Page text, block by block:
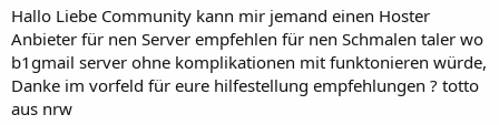
a
t
e
r
e
Hallo Liebe Community kann mir jemand einen Hoster
Anbieter für nen Server empfehlen für nen Schmalen taler wo
b1gmail server ohne komplikationen mit funktonieren würde,
Danke im vorfeld für eure hilfestellung empfehlungen ? totto
aus nrw